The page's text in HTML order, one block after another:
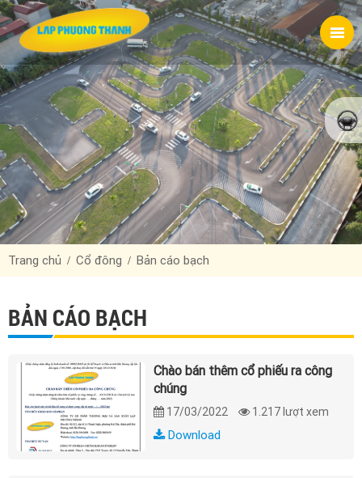
Trang chủ Cổ đông Bản cáo bạch
BẢN CÁO BẠCH
Chào bán thêm cổ phiếu ra công
chúng
17/03/2022 1.217 lượt xem
Download